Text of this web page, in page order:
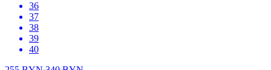
36
37
38
39
40